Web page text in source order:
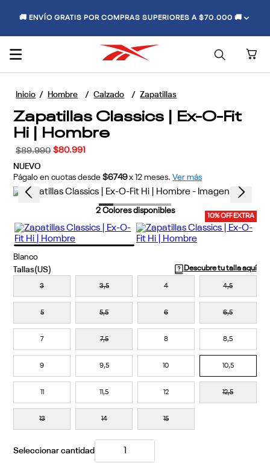
🚚 ENVÍO GRATIS POR COMPRAS SUPERIORES A $70.000 🚚
Hombre Calzado Zapatillas
Zapatillas Classics | Ex-O-Fit
Hi | Hombre
$89.990 $80.991
NUEVO
Págalo en cuotas desde $6749 x 12 meses. Ver más
10% OFF EXTRA
2Colores disponibles
Blanco
Descubre tu talla aquí
3 3,5 4 4,5
5 5,5 6 6,5
7 7,5 8 8,5
9 9,5 10 10,5
11 11,5 12 12,5
13 14 15